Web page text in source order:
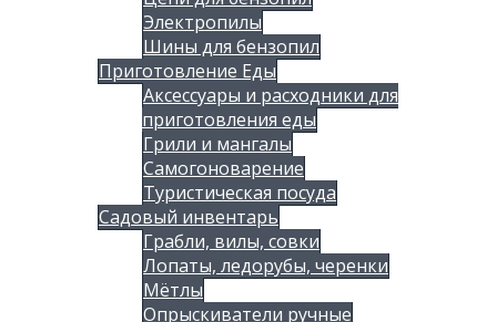
Электропилы
Шины для бензопил
Приготовление Еды
Аксессуары и расходники для
приготовления еды
Грили и мангалы
Самогоноварение
Туристическая посуда
Садовый инвентарь
Грабли, вилы, совки
Лопаты, ледорубы, черенки
Мётлы
Опрыскиватели ручные